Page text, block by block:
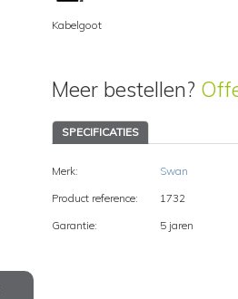
Kabelgoot
Meer bestellen?
SPECIFICATIES
Merk:
Swan
Product reference:
1732
Garantie:
5 jaren